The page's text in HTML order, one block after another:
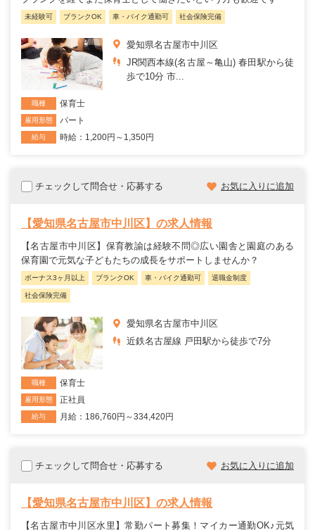
未経験可 ブランクOK 車・バイク通勤可 社会保険完備
愛知県名古屋市中川区
JR関西本線(名古屋～亀山) 春田駅から徒
歩で10分 市...
職種 保育士
雇用形態 パート
給与 時給：1,200円～1,350円
チェックして問合せ・応募する お気に入りに追加
【愛知県名古屋市中川区】の求人情報
【名古屋市中川区】保育教諭は経験不問◎広い園舎と園庭のある
保育園で元気な子どもたちの成長をサポートしませんか？
ボーナス3ヶ月以上 ブランクOK 車・バイク通勤可 退職金制度
社会保険完備
愛知県名古屋市中川区
近鉄名古屋線 戸田駅から徒歩で7分
職種 保育士
雇用形態 正社員
給与 月給：186,760円～334,420円
チェックして問合せ・応募する お気に入りに追加
【愛知県名古屋市中川区】の求人情報
【名古屋市中川区水里】常勤パート募集！マイカー通勤OK♪元気